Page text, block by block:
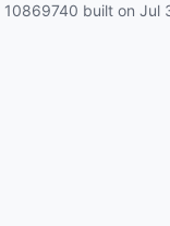
10869740 built on Jul